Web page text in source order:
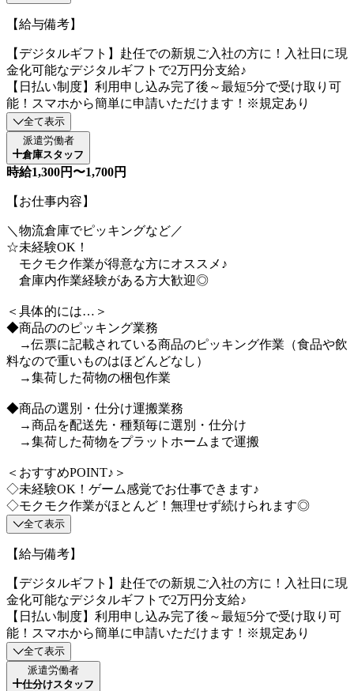
【給与備考】
【デジタルギフト】赴任での新規ご入社の方に！入社日に現
金化可能なデジタルギフトで2万円分支給♪
【日払い制度】利用申し込み完了後～最短5分で受け取り可
能！スマホから簡単に申請いただけます！※規定あり
全て表示
派遣労働者
倉庫スタッフ
時給1,300円〜1,700円
【お仕事内容】
＼物流倉庫でピッキングなど／
☆未経験OK！
モクモク作業が得意な方にオススメ♪
倉庫内作業経験がある方大歓迎◎
＜具体的には…＞
◆商品ののピッキング業務
→伝票に記載されている商品のピッキング作業（食品や飲
料なので重いものはほどんどなし）
→集荷した荷物の梱包作業
◆商品の選別・仕分け運搬業務
→商品を配送先・種類毎に選別・仕分け
→集荷した荷物をプラットホームまで運搬
＜おすすめPOINT♪＞
◇未経験OK！ゲーム感覚でお仕事できます♪
◇モクモク作業がほとんど！無理せず続けられます◎
全て表示
【給与備考】
【デジタルギフト】赴任での新規ご入社の方に！入社日に現
金化可能なデジタルギフトで2万円分支給♪
【日払い制度】利用申し込み完了後～最短5分で受け取り可
能！スマホから簡単に申請いただけます！※規定あり
全て表示
派遣労働者
仕分けスタッフ